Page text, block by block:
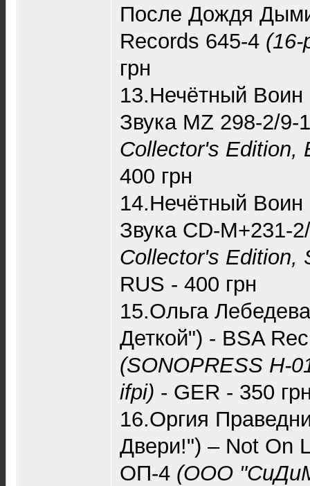
После Дождя
Records 645-4 (16-
грн
13.Нечётный
Звука ‎MZ 298-2/9-
Collector's Edition,
400 грн
14.Нечётный
Звука ‎CD-M+231-
Collector's Edition,
RUS - 400 грн
15.Ольга
Деткой") - BSA
(SONOPRESS H-
ifpi) - GER - 350
16.Оргия
Двери!") – Not On
‎ОП-4 (ООО